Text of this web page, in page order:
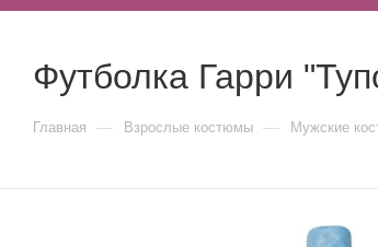
Футболка Гарри
Главная — Взрослые костюмы — Мужские